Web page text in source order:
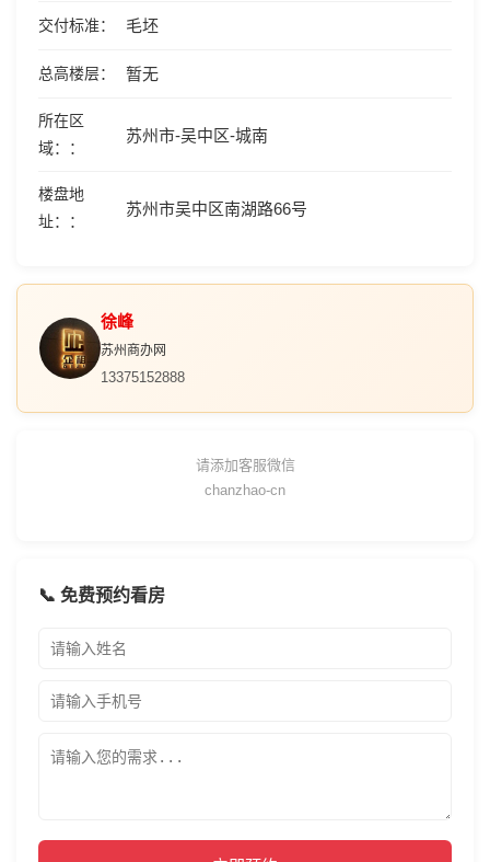
交付标准 毛坯
总高楼层 暂无
所在区
域：
苏州市-吴中区-城南
楼盘地
址：
苏州市吴中区南湖路66号
徐峰
苏州商办网
13375152888
请添加客服微信
chanzhao-cn
📞 免费预约看房